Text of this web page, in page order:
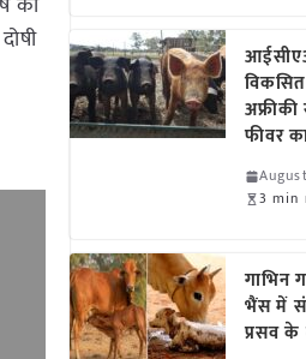
अफ्रीकी
फीवर
3 min
गाभिन
भैंस में
प्रसव